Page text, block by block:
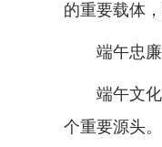
的重要载体
端午忠廉
端午文化的
个重要源头。